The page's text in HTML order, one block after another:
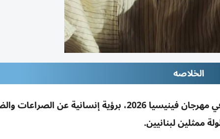
الخلاصه
فيلم «غضب» للمخرج مارك سلامة يمثل لبنان في مهرجان فينيسيا 2026، برؤية إنسانية عن
ممثلين لبنانيين.